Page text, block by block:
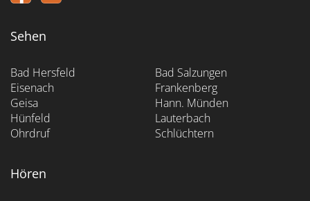
Sehen
Bad Hersfeld
Bad Salzungen
Eisenach
Frankenberg
Geisa
Hann. Münden
Hünfeld
Lauterbach
Ohrdruf
Schlüchtern
Hören